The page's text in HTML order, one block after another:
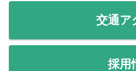
交通ア
採用